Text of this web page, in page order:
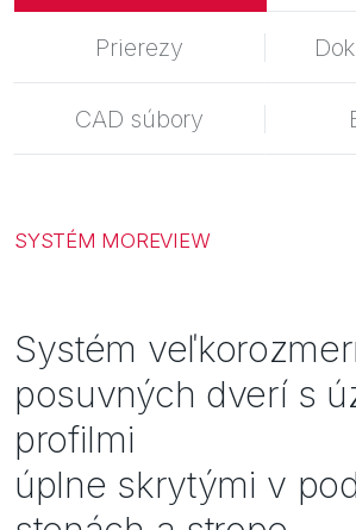
InšpiráciePrierezy
CAD súbory
SYSTÉM MOREVIEW
Systém
posuvných dverí s
profilmi
úplne skrytými v